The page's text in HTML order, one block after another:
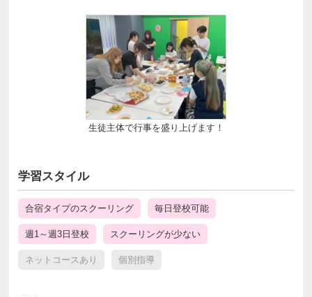
生徒主体で行事を盛り上げます！
学習スタイル
合宿タイプのスクーリング 毎日登校可能
週1～週3日登校 スクーリングが少ない
ネットコースあり 個別指導